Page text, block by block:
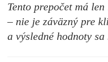
Tento prepočet má
– nie je záväzný pre
a výsledné hodnoty sa